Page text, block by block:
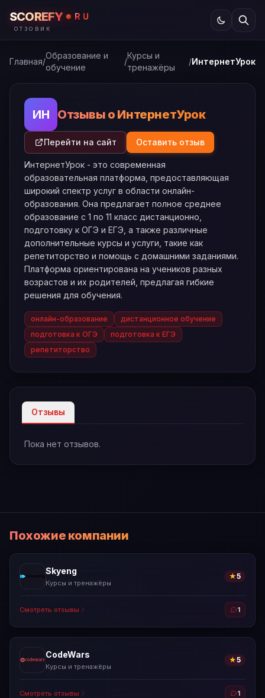
SCOREFY RU
ОТЗОВИК
Главная/
Образование и
обучение
/
Курсы и
тренажёры
/ИнтернетУрок
ИН Отзывы о ИнтернетУрок
Перейти на сайт Оставить отзыв
ИнтернетУрок - это современная
образовательная платформа, предоставляющая
широкий спектр услуг в области онлайн-
образования. Она предлагает полное среднее
образование с 1 по 11 класс дистанционно,
подготовку к ОГЭ и ЕГЭ, а также различные
дополнительные курсы и услуги, такие как
репетиторство и помощь с домашними заданиями.
Платформа ориентирована на учеников разных
возрастов и их родителей, предлагая гибкие
решения для обучения.
онлайн-образование
дистанционное обучение
подготовка к ОГЭ
подготовка к ЕГЭ
репетиторство
Отзывы
Пока нет отзывов.
Похожие компании
Skyeng
Курсы и тренажёры
★5
Смотреть отзывы 1
CodeWars
Курсы и тренажёры
★5
Смотреть отзывы 1